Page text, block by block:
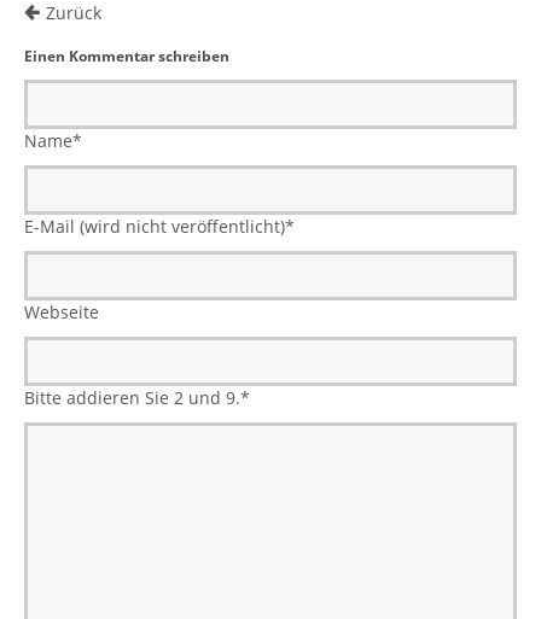
Zurück
Einen Kommentar schreiben
Name*
E-Mail (wird nicht veröffentlicht)*
Webseite
Bitte addieren Sie 2 und 9.*